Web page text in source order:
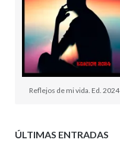
Reflejos de mi vida. Ed. 2024
ÚLTIMAS ENTRADAS